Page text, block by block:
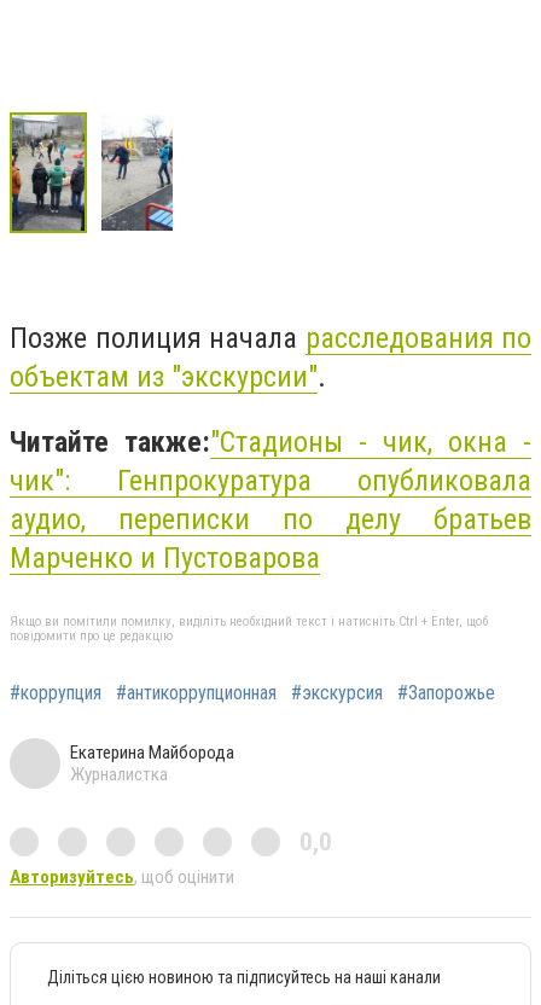
Позже полиция начала расследования по
объектам из "экскурсии".
Читайте также:"Стадионы - чик, окна -
чик": Генпрокуратура опубликовала
аудио, переписки по делу братьев
Марченко и Пустоварова
Якщо ви помітили помилку, виділіть необхідний текст і натисніть Ctrl + Enter, щоб
повідомити про це редакцію
#коррупция #антикоррупционная #экскурсия #Запорожье
Екатерина Майборода
Журналистка
0,0
Авторизуйтесь, щоб оцінити
Діліться цією новиною та підписуйтесь на наші канали